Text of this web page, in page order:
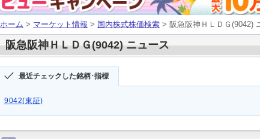
ホーム > マーケット情報 > 国内株式株価検索 > 阪急阪神ＨＬＤＧ(9042)
阪急阪神ＨＬＤＧ(9042) ニュース
最近チェックした銘柄･指標
9042(東証)